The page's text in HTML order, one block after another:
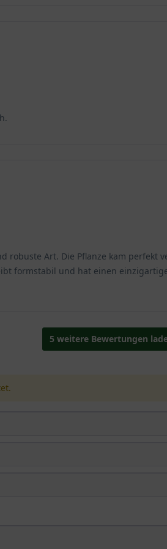
robuste Art. Die Pflanze kam
formstabil und hat einen
5 weitere Bewertungen